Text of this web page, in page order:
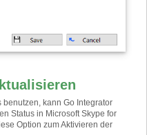
benutzen, kann Go Integrator
Status in Microsoft Skype for
Option zum Aktivieren der